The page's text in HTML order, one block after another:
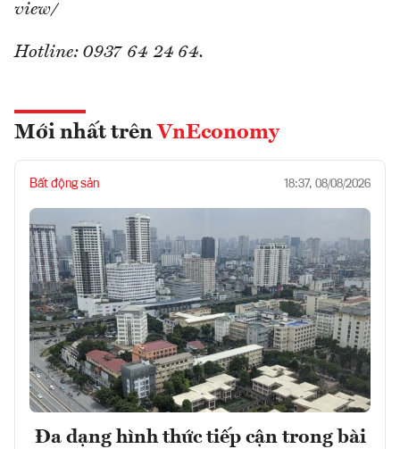
view/
Hotline: 0937 64 24 64.
Mới nhất trên VnEconomy
Bất động sản 18:37, 08/08/2026
Đa dạng hình thức tiếp cận trong bài